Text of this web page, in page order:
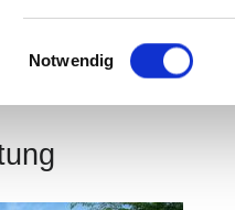
Einwilligungsauswahl
Notwendig